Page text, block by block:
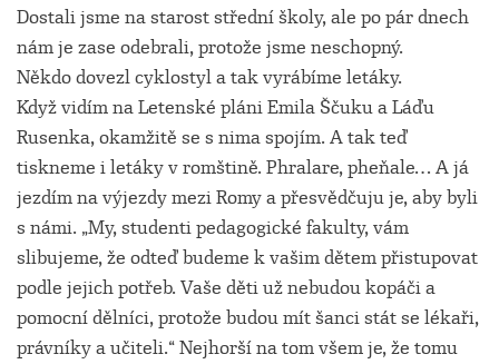
Dostali jsme na starost střední školy, ale po pár dnech
nám je zase odebrali, protože jsme neschopný.
Někdo dovezl cyklostyl a tak vyrábíme letáky.
Když vidím na Letenské pláni Emila Ščuku a Láďu
Rusenka, okamžitě se s nima spojím. A tak teď
tiskneme i letáky v romštině. Phralare, pheňale… A já
jezdím na výjezdy mezi Romy a přesvědčuju je, aby byli
s námi. „My, studenti pedagogické fakulty, vám
slibujeme, že odteď budeme k vašim dětem přistupovat
podle jejich potřeb. Vaše děti už nebudou kopáči a
pomocní dělníci, protože budou mít šanci stát se lékaři,
právníky a učiteli.“ Nejhorší na tom všem je, že tomu